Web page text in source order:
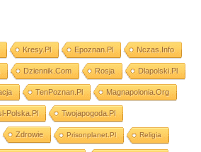
Kresy.pl Epoznan.pl Nczas.info
Dziennik.com Rosja Dlapolski.pl
TenPoznan.pl Magnapolonia.org
Polska.pl Twojapogoda.pl
Zdrowie Prisonplanet.pl Religia